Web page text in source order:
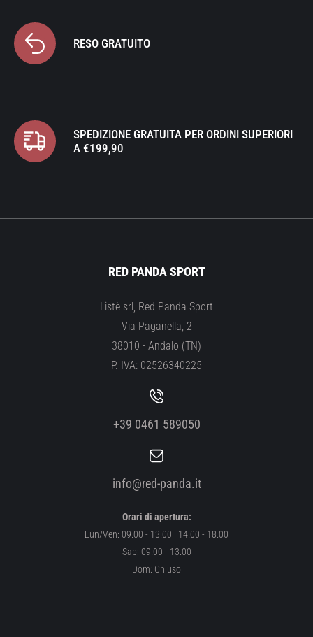
RESO GRATUITO
SPEDIZIONE GRATUITA PER ORDINI SUPERIORI
A €199,90
RED PANDA SPORT
Listè srl, Red Panda Sport
Via Paganella, 2
38010 - Andalo (TN)
P. IVA: 02526340225
+39 0461 589050
info@red-panda.it
Orari di apertura:
Lun/Ven: 09.00 - 13.00 | 14.00 - 18.00
Sab: 09.00 - 13.00
Dom: Chiuso